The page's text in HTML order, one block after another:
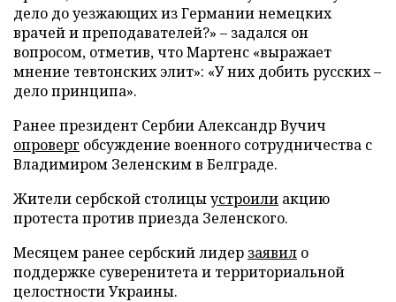
дело до уезжающих из Германии немецких
врачей и преподавателей?» – задался он
вопросом, отметив, что Мартенс «выражает
мнение тевтонских элит»: «У них добить русских –
дело принципа».
Ранее президент Сербии Александр Вучич
опроверг обсуждение военного сотрудничества с
Владимиром Зеленским в Белграде.
Жители сербской столицыустроили акцию
протеста против приезда Зеленского.
Месяцем ранее сербский лидер заявил о
поддержке суверенитета и территориальной
целостности Украины.